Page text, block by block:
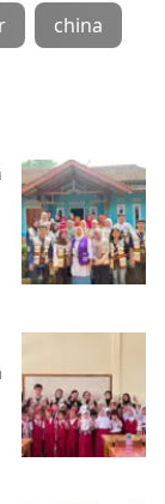
china